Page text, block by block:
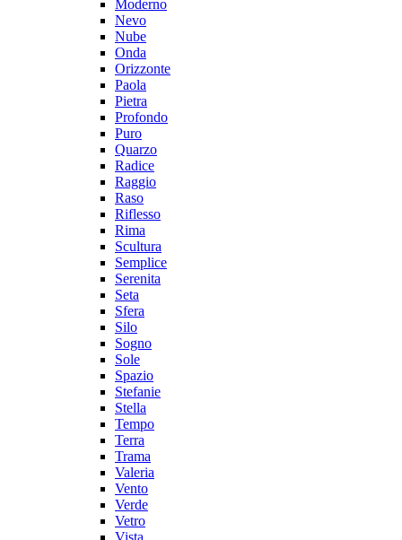
Moderno
Nevo
Nube
Onda
Orizzonte
Paola
Pietra
Profondo
Puro
Quarzo
Radice
Raggio
Raso
Riflesso
Rima
Scultura
Semplice
Serenita
Seta
Sfera
Silo
Sogno
Sole
Spazio
Stefanie
Stella
Tempo
Terra
Trama
Valeria
Vento
Verde
Vetro
Vista